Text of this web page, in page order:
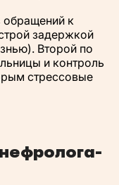
к
задержкой
Второй по
и контроль
стрессовые